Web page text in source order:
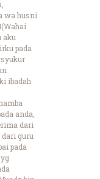
wa husni
aku
pada
ibadah
anda,
dari
guru
pada